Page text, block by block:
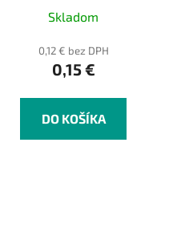
Skladom
0,12 € bez DPH
0,15 €
DO KOŠÍKA